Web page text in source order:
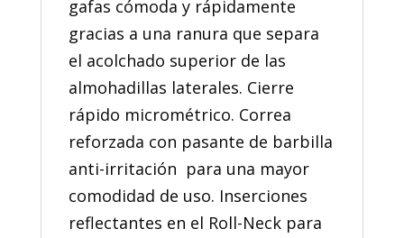
gafas cómoda y rápidamente
gracias a una ranura que separa
el acolchado superior de las
almohadillas laterales. Cierre
rápido micrométrico. Correa
reforzada con pasante de barbilla
anti-irritación para una mayor
comodidad de uso. Inserciones
reflectantes en el Roll-Neck para